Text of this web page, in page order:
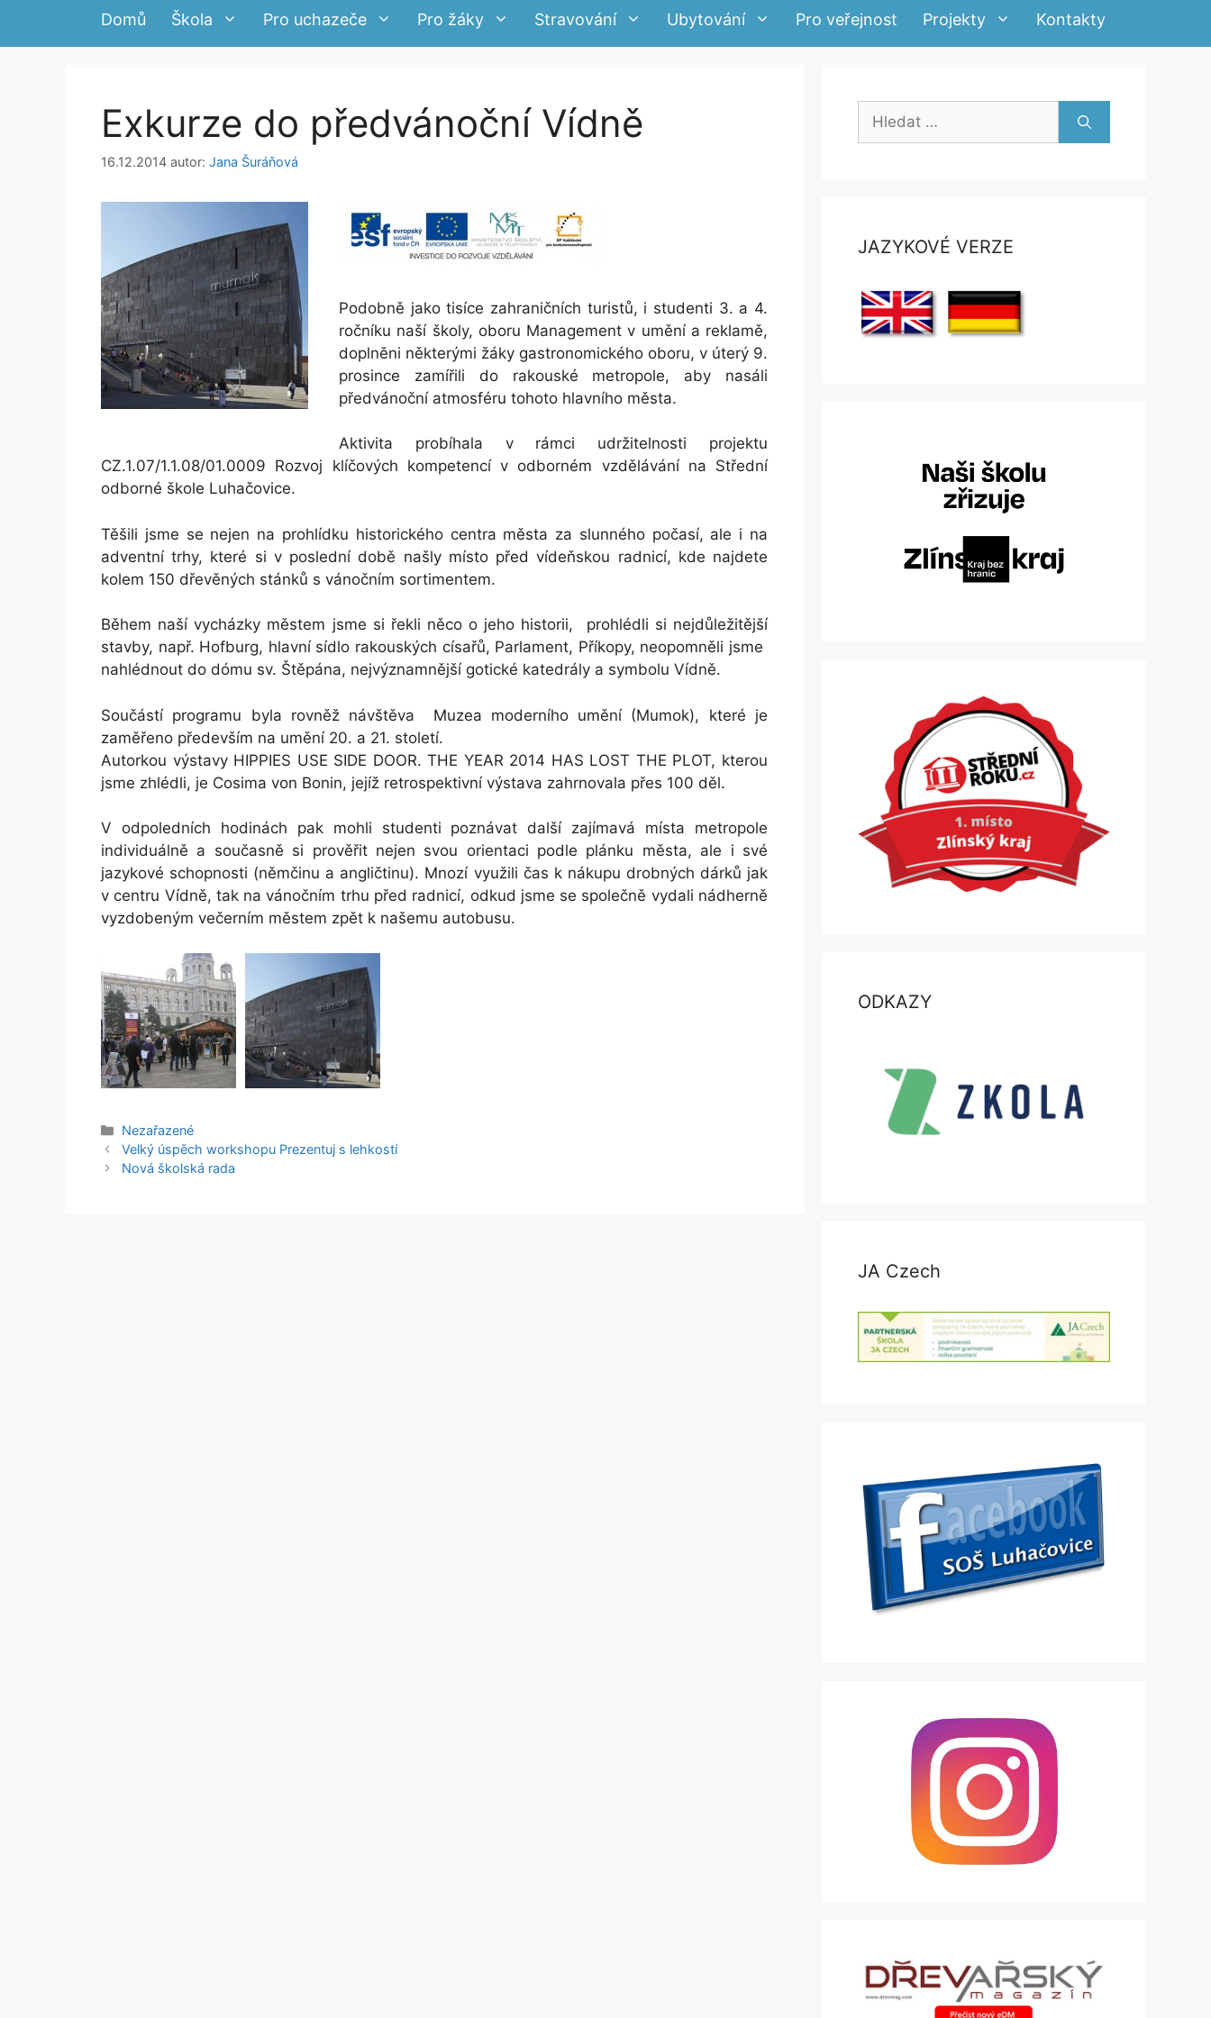
Domů Škola Pro uchazeče Pro žáky Stravování Ubytování Pro veřejnost Projekty Kontakty
Exkurze do předvánoční Vídně
16.12.2014 autor: Jana Šuráňová
Podobně jako tisíce zahraničních turistů, i studenti 3. a 4.
ročníku naší školy, oboru Management v umění a reklamě,
doplněni některými žáky gastronomického oboru, v úterý 9.
prosince zamířili do rakouské metropole, aby nasáli
předvánoční atmosféru tohoto hlavního města.
Aktivita probíhala v rámci udržitelnosti projektu
CZ.1.07/1.1.08/01.0009 Rozvoj klíčových kompetencí v odborném vzdělávání na Střední
odborné škole Luhačovice.
Těšili jsme se nejen na prohlídku historického centra města za slunného počasí, ale i na
adventní trhy, které si v poslední době našly místo před vídeňskou radnicí, kde najdete
kolem 150 dřevěných stánků s vánočním sortimentem.
Během naší vycházky městem jsme si řekli něco o jeho historii, prohlédli si nejdůležitější
stavby, např. Hofburg, hlavní sídlo rakouských císařů, Parlament, Příkopy, neopomněli jsme
nahlédnout do dómu sv. Štěpána, nejvýznamnější gotické katedrály a symbolu Vídně.
Součástí programu byla rovněž návštěva Muzea moderního umění (Mumok), které je
zaměřeno především na umění 20. a 21. století.
Autorkou výstavy HIPPIES USE SIDE DOOR. THE YEAR 2014 HAS LOST THE PLOT, kterou
jsme zhlédli, je Cosima von Bonin, jejíž retrospektivní výstava zahrnovala přes 100 děl.
V odpoledních hodinách pak mohli studenti poznávat další zajímavá místa metropole
individuálně a současně si prověřit nejen svou orientaci podle plánku města, ale i své
jazykové schopnosti (němčinu a angličtinu). Mnozí využili čas k nákupu drobných dárků jak
v centru Vídně, tak na vánočním trhu před radnicí, odkud jsme se společně vydali nádherně
vyzdobeným večerním městem zpět k našemu autobusu.
Rubriky
Nezařazené
Velký úspěch workshopu Prezentuj s lehkostí
Nová školská rada
Hledat:
JAZYKOVÉ VERZE
ODKAZY
JA Czech